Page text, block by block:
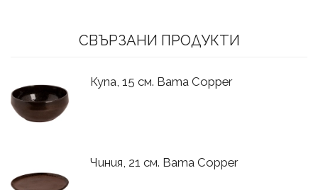
СВЪРЗАНИ ПРОДУКТИ
Купа, 15 см. Bama Copper
Чиния, 21 см. Bama Copper